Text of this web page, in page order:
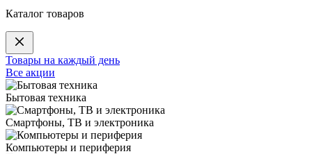
Каталог товаров
Товары на каждый день
Все акции
Бытовая техника
Смартфоны, ТВ и электроника
Компьютеры и периферия